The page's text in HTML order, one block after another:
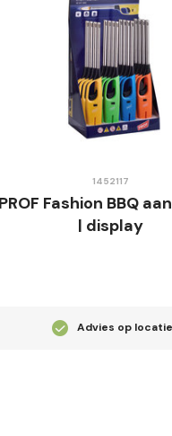
1452117
PROF Fashion BBQ
| display
Advies op locatie